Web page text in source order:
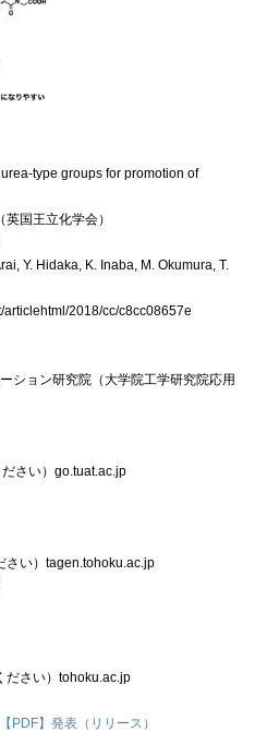
type groups for promotion of
国王立化学会）
Y. Hidaka, K. Inaba, M. Okumura, T.
articlehtml/2018/cc/c8cc08657e
ション研究院（大学院工学研究院応用
さい）go.tuat.ac.jp
さい）tagen.tohoku.ac.jp
ださい）tohoku.ac.jp
】発表（リリース）